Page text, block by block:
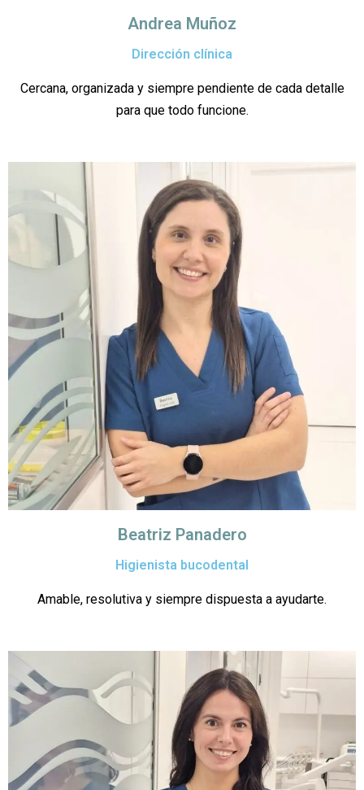
Andrea Muñoz
Dirección clínica
Cercana, organizada y siempre pendiente de cada detalle
para que todo funcione.
Beatriz Panadero
Higienista bucodental
Amable, resolutiva y siempre dispuesta a ayudarte.